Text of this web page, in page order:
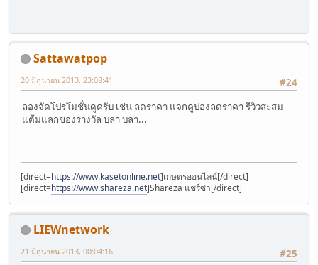
Sattawatpop
#24
20 มิถุนายน 2013, 23:08:41
ลองจัดโปรโมชั่นดูครับ เช่น ลดราคา แจกคูปองลดราคา รีวิวสะสม
แต้มแลกของรางวัล บลา บลา...
[direct=https://www.kasetonline.net]เกษตรออนไลน์[/direct]
[direct=https://www.shareza.net]Shareza แชร์ซ่า[/direct]
LIEWnetwork
#25
21 มิถุนายน 2013, 00:04:16